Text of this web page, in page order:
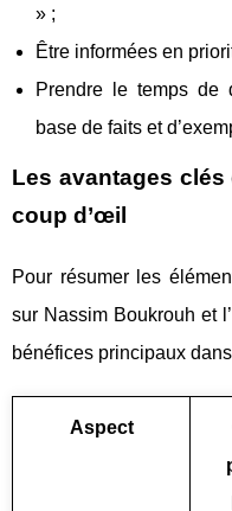
» ;
Être informées en
Prendre le temps de
base de faits et
Les avantages clés
coup d’œil
Pour résumer les
sur Nassim Boukrouh et
bénéfices principaux
Aspect